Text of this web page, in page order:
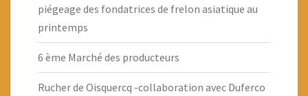
piégeage des fondatrices de frelon asiatique au
printemps
6 ème Marché des producteurs
Rucher de Oisquercq -collaboration avec Duferco